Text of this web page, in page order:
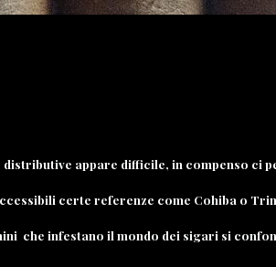
appare difficile, in compenso ci
certe referenze come Cohiba o
che infestano il mondo dei sigari si